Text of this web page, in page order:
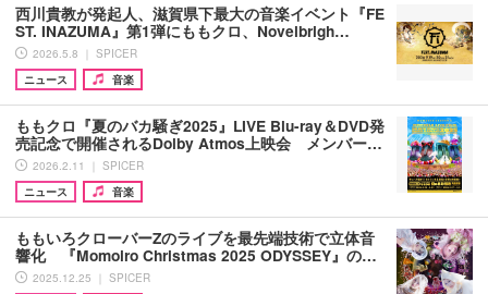
西川貴教が発起人、滋賀県下最大の音楽イベント『FE
ST. INAZUMA』第1弾にももクロ、Novelbrigh…
2026.5.8 ｜ SPICER
ニュース
音楽
ももクロ『夏のバカ騒ぎ2025』LIVE Blu-ray＆DVD発
売記念で開催されるDolby Atmos上映会 メンバー…
2026.2.11 ｜ SPICER
ニュース
音楽
ももいろクローバーZのライブを最先端技術で立体音
響化 『Momoiro Christmas 2025 ODYSSEY』の…
2025.12.25 ｜ SPICER